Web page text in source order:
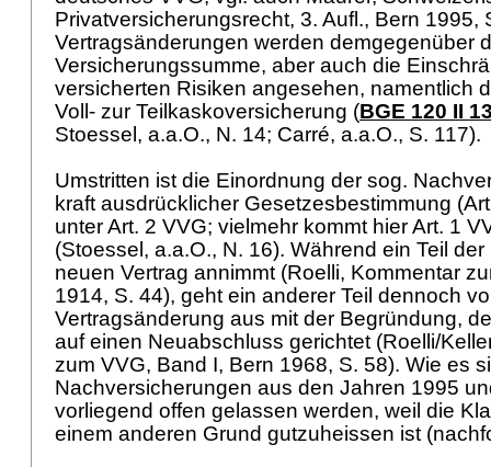
Privatversicherungsrecht, 3. Aufl., Bern 1995,
Vertragsänderungen werden demgegenüber
Versicherungssumme, aber auch die
versicherten Risiken angesehen, namentlich
Voll- zur Teilkaskoversicherung (BGE 120 II
Stoessel, a.a.O., N. 14; Carré, a.a.O., S. 117).
Umstritten ist die Einordnung der sog.
kraft ausdrücklicher Gesetzesbestimmung (
unterArt. 2 VVG; vielmehr kommt hierArt. 1
(Stoessel, a.a.O., N. 16). Während ein Teil
neuen Vertrag annimmt (Roelli, Kommentar
1914, S. 44), geht ein anderer Teil dennoch
Vertragsänderung aus mit der Begründung,
auf einen Neuabschluss gerichtet (Roelli/
zum VVG, Band I, Bern 1968, S. 58). Wie es
Nachversicherungen aus den Jahren 1995
vorliegend offen gelassen werden, weil die
einem anderen Grund gutzuheissen ist